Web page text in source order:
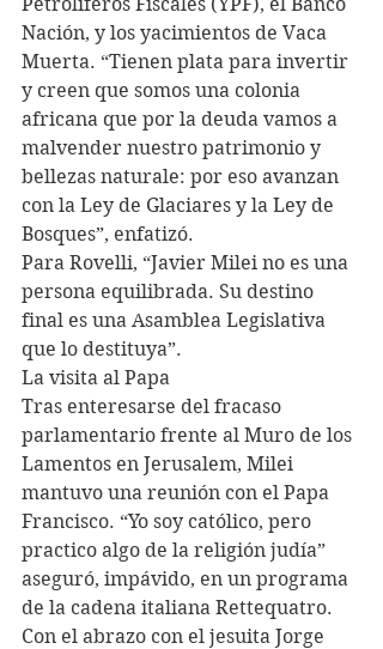
Nación, y los yacimientos de Vaca
Muerta. “Tienen plata para invertir
y creen que somos una colonia
africana que por la deuda vamos a
malvender nuestro patrimonio y
bellezas naturale: por eso avanzan
con la Ley de Glaciares y la Ley de
Bosques”, enfatizó.
Para Rovelli, “Javier Milei no es una
persona equilibrada. Su destino
final es una Asamblea Legislativa
que lo destituya”.
La visita al Papa
Tras enteresarse del fracaso
parlamentario frente al Muro de los
Lamentos en Jerusalem, Milei
mantuvo una reunión con el Papa
Francisco. “Yo soy católico, pero
practico algo de la religión judía”
aseguró, impávido, en un programa
de la cadena italiana Rettequatro.
Con el abrazo con el jesuita Jorge